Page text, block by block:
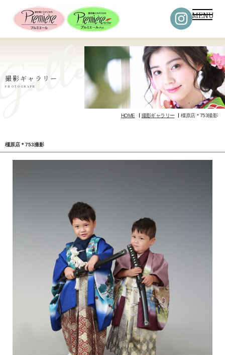
MENU
HOME 撮影ギャラリー 橿原店＊753撮影
撮影ギャラリー
PHOTOGRAPH
橿原店＊753撮影